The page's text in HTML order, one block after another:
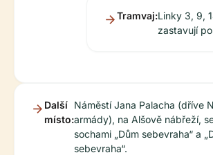
Tramvaj:Linky 3, 9,
zastavují
Další
místo:
Náměstí Jana Palacha (dříve
armády), na Alšově nábřeží,
sochami „Dům sebevraha“ a
sebevraha“.